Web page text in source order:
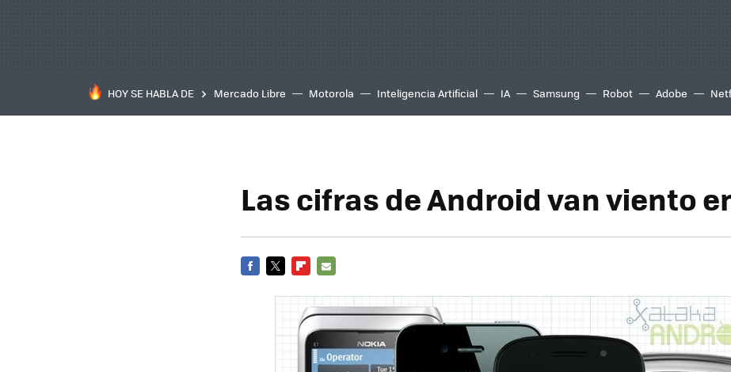
HOY SE HABLA DE Mercado Libre Motorola Inteligencia Artificial IA Samsung Robot Adobe
Las cifras de Android van viento
MAIL